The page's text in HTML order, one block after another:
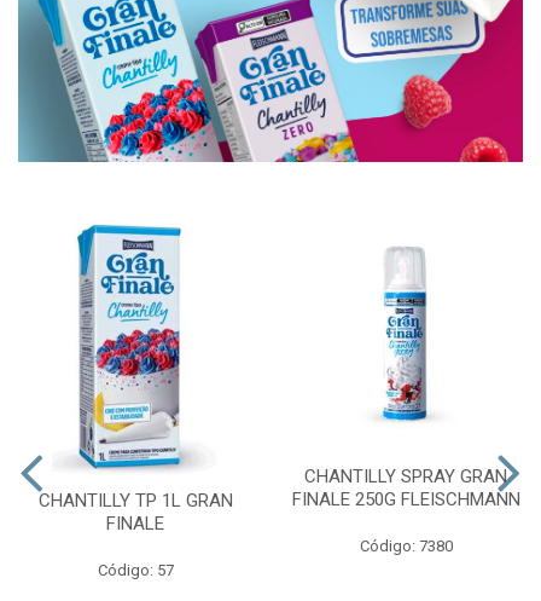
CHANTILLY TP 1L GRAN
FINALE
Código: 57
CHANTILLY SPRAY GRAN
FINALE 250G FLEISCHMANN
Código: 7380